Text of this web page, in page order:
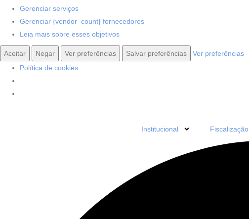
Gerenciar serviços
Gerenciar {vendor_count} fornecedores
Leia mais sobre esses objetivos
Aceitar Negar Ver preferências Salvar preferências
Ver preferências
Política de cookies
Institucional Fiscalização